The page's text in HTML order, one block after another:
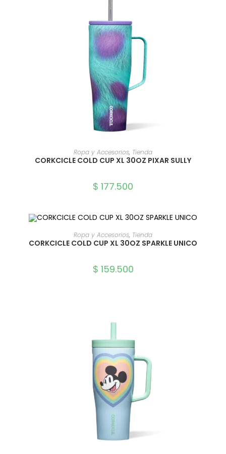
SELECCIONAR OPCIONES
Ropa y Accesorios, Tienda
CORKCICLE COLD CUP XL 30OZ PIXAR SULLY
$ 177.500
SELECCIONAR OPCIONES
Ropa y Accesorios, Tienda
CORKCICLE COLD CUP XL 30OZ SPARKLE UNICO
$ 159.500